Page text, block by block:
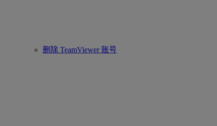
删除 TeamViewer 账号